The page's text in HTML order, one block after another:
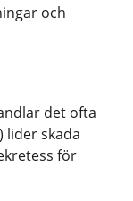
och
det ofta
lider skada
för